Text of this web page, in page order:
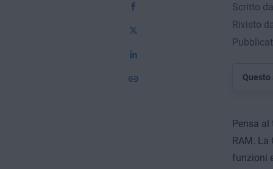
Scritto
Rivisto
Pensa al
RAM. La
funzioni